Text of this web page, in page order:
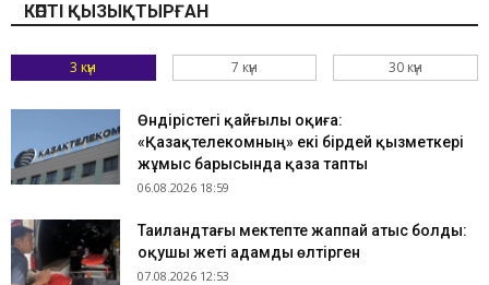
КӨПТІ ҚЫЗЫҚТЫРҒАН
3 күн 7 күн 30 күн
Өндірістегі қайғылы оқиға:
«Қазақтелекомның» екі бірдей қызметкері
жұмыс барысында қаза тапты
06.08.2026 18:59
Таиландтағы мектепте жаппай атыс болды:
оқушы жеті адамды өлтірген
07.08.2026 12:53